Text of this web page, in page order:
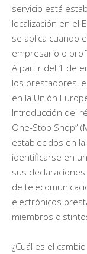
servicio está
localización en el
se aplica cuando
empresario o
A partir del 1 de
los prestadores,
en la Unión
Introducción del
One-Stop Shop”
establecidos en
identificarse en
sus
de
electrónicos
miembros
¿Cuál es el